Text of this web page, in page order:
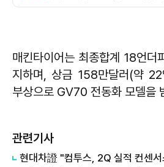
매킨타이어는 최종합계 18언
지하며, 상금 158만달러(약
부상으로 GV70 전동화 모델을
관련기사
현대차證 "컴투스, 2Q 실적 컨센